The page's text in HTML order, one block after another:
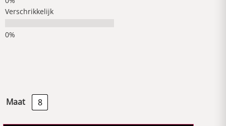
Verschrikkelijk
Maat 8